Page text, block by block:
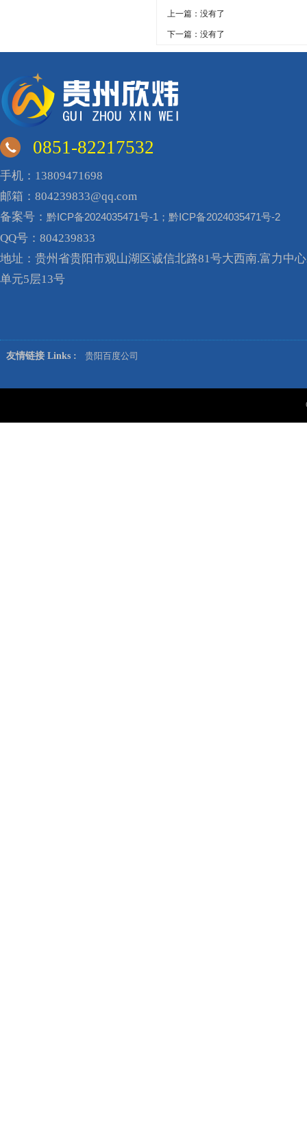
上一篇：没有了
下一篇：没有了
0851-82217532
手机：13809471698
邮箱：804239833@qq.com
备案号： 黔ICP备2024035471号-1；黔ICP备2024035471号-2
QQ号：804239833
地址：贵州省贵阳市观山湖区诚信北路81号大西南.富力中
单元5层13号
友情链接 Links : 贵阳百度公司